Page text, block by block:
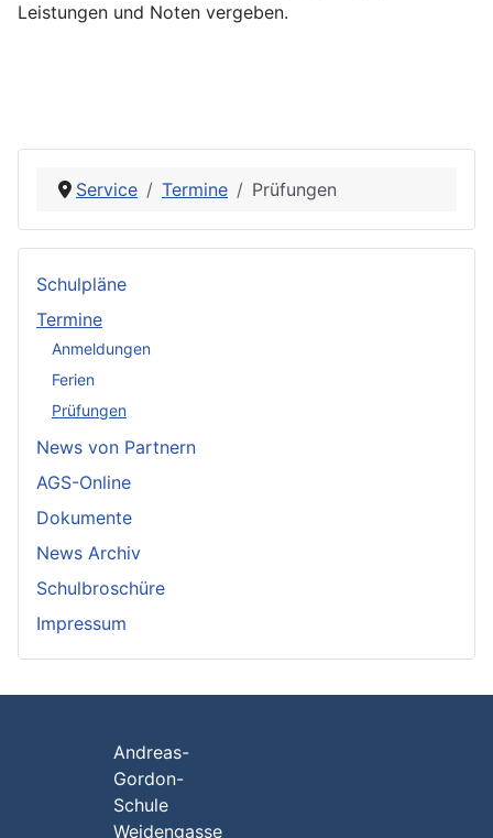
Leistungen und Noten vergeben.
Service Termine Prüfungen
Schulpläne
Termine
Anmeldungen
Ferien
Prüfungen
News von Partnern
AGS-Online
Dokumente
News Archiv
Schulbroschüre
Impressum
Andreas-
Gordon-
Schule
Weidengasse